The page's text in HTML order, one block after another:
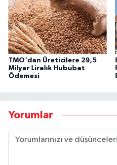
TMO'dan Üreticilere 29,5
Milyar Liralık Hububat
Ödemesi
Yorumlar